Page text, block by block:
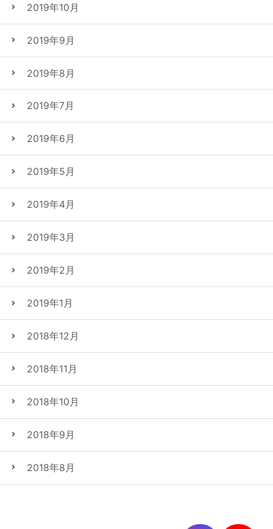
2019年10月
2019年9月
2019年8月
2019年7月
2019年6月
2019年5月
2019年4月
2019年3月
2019年2月
2019年1月
2018年12月
2018年11月
2018年10月
2018年9月
2018年8月